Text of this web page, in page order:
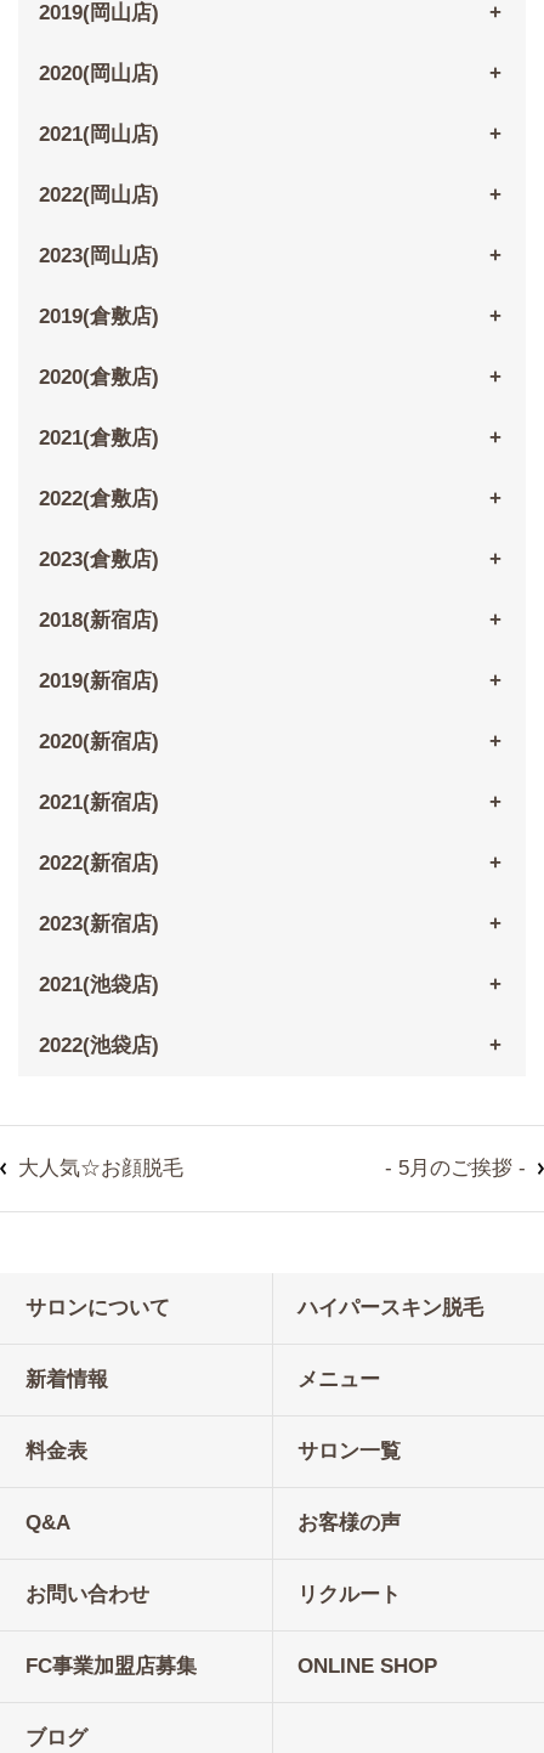
2019(岡山店)
2020(岡山店)
2021(岡山店)
2022(岡山店)
2023(岡山店)
2019(倉敷店)
2020(倉敷店)
2021(倉敷店)
2022(倉敷店)
2023(倉敷店)
2018(新宿店)
2019(新宿店)
2020(新宿店)
2021(新宿店)
2022(新宿店)
2023(新宿店)
2021(池袋店)
2022(池袋店)
大人気☆お顔脱毛 - 5月のご挨拶 -
サロンについて ハイパースキン脱毛
新着情報 メニュー
料金表 サロン一覧
Q&A お客様の声
お問い合わせ リクルート
FC事業加盟店募集 ONLINE SHOP
ブログ